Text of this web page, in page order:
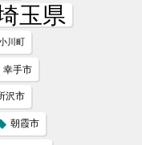
玉県
川町
幸手市
沢市
朝霞市